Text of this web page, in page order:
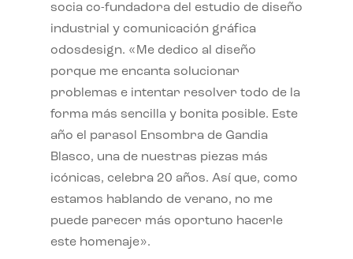
socia co-fundadora del estudio de diseño
industrial y comunicación gráfica
odosdesign. «Me dedico al diseño
porque me encanta solucionar
problemas e intentar resolver todo de la
forma más sencilla y bonita posible. Este
año el parasol Ensombra de Gandia
Blasco, una de nuestras piezas más
icónicas, celebra 20 años. Así que, como
estamos hablando de verano, no me
puede parecer más oportuno hacerle
este homenaje».